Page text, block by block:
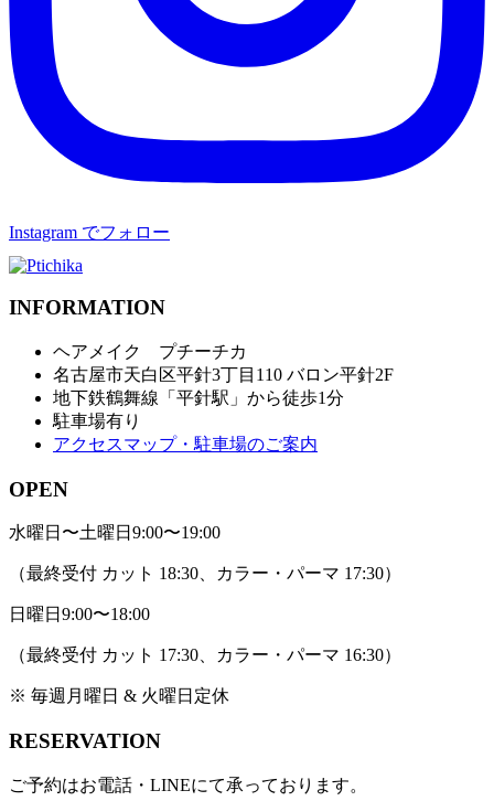
Instagram でフォロー
INFORMATION
ヘアメイク プチーチカ
名古屋市天白区平針3丁目110 バロン平針2F
地下鉄鶴舞線「平針駅」から徒歩1分
駐車場有り
アクセスマップ・駐車場のご案内
OPEN
水曜日〜土曜日 9:00〜19:00
（最終受付 カット 18:30、カラー・パーマ 17:30）
日曜日 9:00〜18:00
（最終受付 カット 17:30、カラー・パーマ 16:30）
※ 毎週月曜日 & 火曜日定休
RESERVATION
ご予約はお電話・LINEにて承っております。